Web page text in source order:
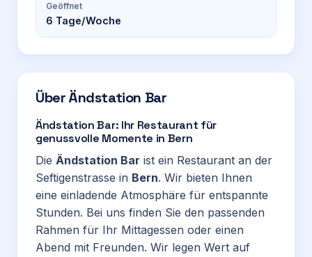
Geöffnet
6 Tage/Woche
ÜberÄndstation Bar
Ändstation Bar: Ihr Restaurant für
genussvolle Momente in Bern
Die Ändstation Bar ist ein Restaurant an der
Seftigenstrasse in Bern. Wir bieten Ihnen
eine einladende Atmosphäre für entspannte
Stunden. Bei uns finden Sie den passenden
Rahmen für Ihr Mittagessen oder einen
Abend mit Freunden. Wir legen Wert auf